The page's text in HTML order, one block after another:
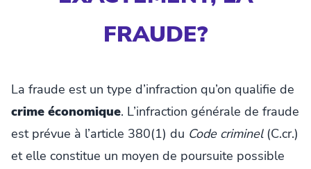
FRAUDE?
La fraude est un type d’infraction qu’on qualifie de
crime économique. L’infraction générale de fraude
est prévue à l’article 380(1) du Code criminel(C.cr.)
et elle constitue un moyen de poursuite possible